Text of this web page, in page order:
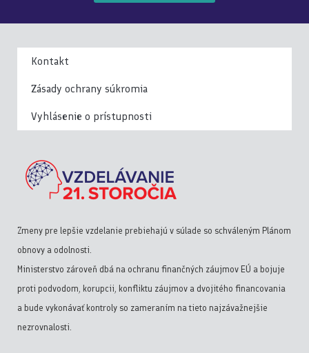
Kontakt
Zásady ochrany súkromia
Vyhlásenie o prístupnosti
Zmeny pre lepšie vzdelanie prebiehajú v súlade so schváleným Plánom
obnovy a odolnosti.
Ministerstvo zároveň dbá na ochranu finančných záujmov EÚ a bojuje
proti podvodom, korupcii, konfliktu záujmov a dvojitého financovania
a bude vykonávať kontroly so zameraním na tieto najzávažnejšie
nezrovnalosti.